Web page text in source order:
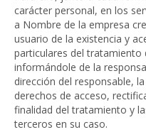
carácter personal, en los
a Nombre de la empresa
usuario de la existencia y
particulares del tratamiento
informándole de la
dirección del responsable,
derechos de acceso,
finalidad del tratamiento y
terceros en su caso.